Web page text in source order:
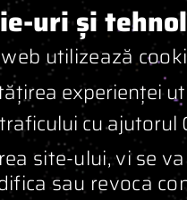
uri și
utilizează
experienței
cu ajutorul
site-ului, vi se
sau revoca